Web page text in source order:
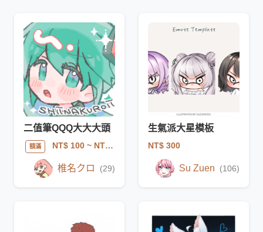
二值筆QQQ大大大頭
額滿 NT$ 100~ NT$ 999
椎名クロ (29)
生氣派大星模板
NT$ 300
Su Zuen (106)